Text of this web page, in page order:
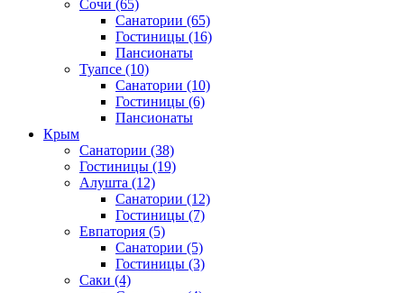
Сочи (65)
Санатории (65)
Гостиницы (16)
Пансионаты
Туапсе (10)
Санатории (10)
Гостиницы (6)
Пансионаты
Крым
Санатории (38)
Гостиницы (19)
Алушта (12)
Санатории (12)
Гостиницы (7)
Евпатория (5)
Санатории (5)
Гостиницы (3)
Саки (4)